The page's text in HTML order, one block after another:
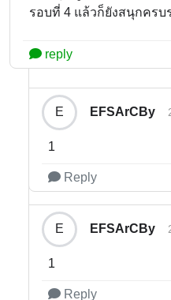
รอบที่ 4 แล้วก็ยังสนุกครบ
reply
E EFSArCBy
1
Reply
E EFSArCBy
1
Reply